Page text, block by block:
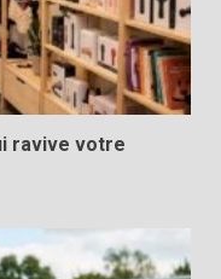
ravive votre